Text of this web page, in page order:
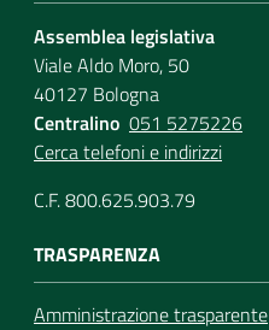
Assemblea legislativa
Viale Aldo Moro, 50
40127 Bologna
Centralino 051 5275226
Cerca telefoni e indirizzi
C.F. 800.625.903.79
TRASPARENZA
Amministrazione trasparente